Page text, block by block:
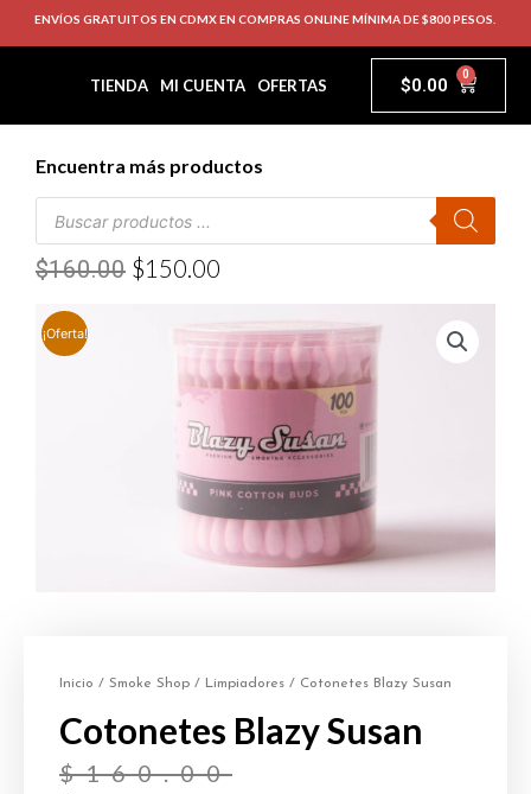
ENVÍOS GRATUITOS EN CDMX EN COMPRAS ONLINE MÍNIMA DE $800 PESOS.
TIENDA MI CUENTA OFERTAS $0.00 0
Encuentra más productos
$160.00 $150.00
¡Oferta!
Inicio / Smoke Shop / Limpiadores / Cotonetes Blazy Susan
Cotonetes Blazy Susan
$160.00